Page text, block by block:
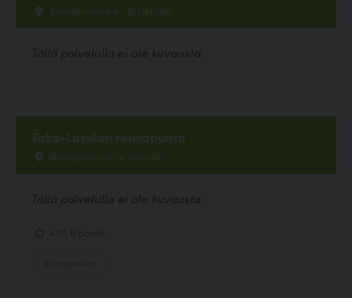
Vanhaistentie 4 - 6, Helsinki
Tällä palvelulla ei ole kuvausta.
Taka-Lassilan reunapuisto
Niitynperäntie 14, Helsinki
Tällä palvelulla ei ole kuvausta.